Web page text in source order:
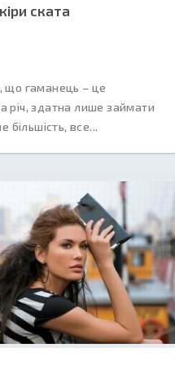
ската
що гаманець – це
річ, здатна лише займати
більшість, все...